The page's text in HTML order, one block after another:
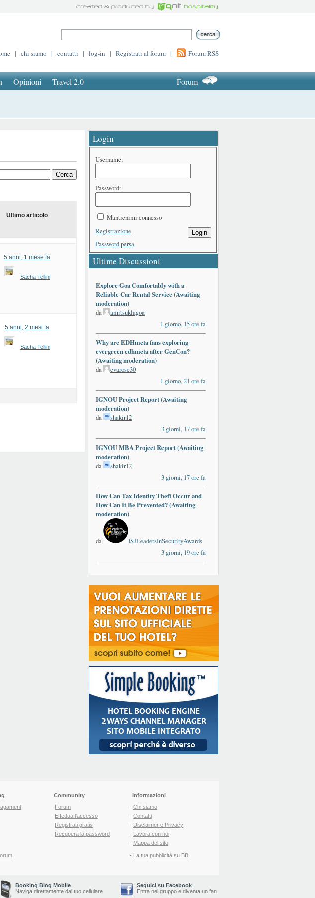
| chi siamo | contatti | log-in | Registrati al forum | Forum RSS
Opinioni Travel 2.0 Forum
Ultimo articolo
5 anni, 1 mese fa
Sacha Tellini
5 anni, 2 mesi fa
Sacha Tellini
Login
Username:
Password:
Mantienimi connesso
Login
Registrazione
Password persa
Ultime Discussioni
Explore Goa Comfortably with a
Reliable Car Rental Service (Awaiting
moderation)
da
amitsuklagoa
1 giorno, 15 ore fa
Why are EDHmeta fans exploring
evergreen edhmeta after GenCon?
(Awaiting moderation)
da
evarose30
1 giorno, 21 ore fa
IGNOU Project Report (Awaiting
moderation)
da
shakir12
3 giorni, 17 ore fa
IGNOU MBA Project Report (Awaiting
moderation)
da
shakir12
3 giorni, 17 ore fa
How Can Tax Identity Theft Occur and
How Can It Be Prevented? (Awaiting
moderation)
da
ISJLeadersInSecurityAwards
3 giorni, 19 ore fa
Community
- Forum
- Effettua l'accesso
- Registrati gratis
- Recupera la password
Informazioni
- Chi siamo
- Contatti
- Disclaimer e Privacy
- Lavora con noi
- Mappa del sito
- La tua pubblicità su BB
Booking Blog Mobile
Naviga direttamente dal tuo cellulare
Seguici su Facebook
Entra nel gruppo e diventa un fan